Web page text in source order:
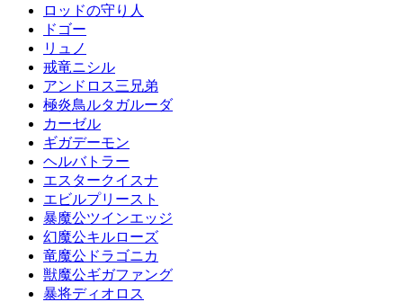
ロッドの守り人
ドゴー
リュノ
戒竜ニシル
アンドロス三兄弟
極炎鳥ルタガルーダ
カーゼル
ギガデーモン
ヘルバトラー
エスタークイスナ
エビルプリースト
暴魔公ツインエッジ
幻魔公キルローズ
竜魔公ドラゴニカ
獣魔公ギガファング
暴将ディオロス